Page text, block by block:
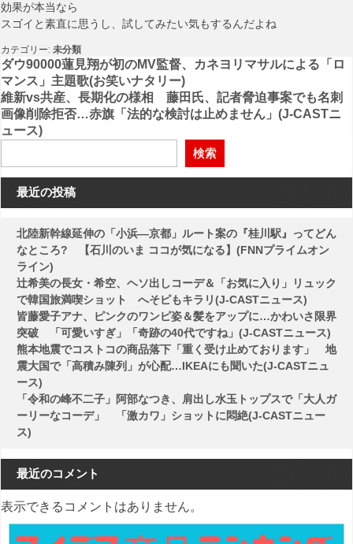
効果が本当なら
スゴイと素直に思うし、試してみたい気もするんだよね
カテゴリー: 未分類
投
稿
ナ
ビ
ゲ
ー
ョ
ン
ダウ90000蓮見翔が初のMV監督、カネヨリマサルによる「ロ
マンス」主題歌(お笑いナタリー)
維新vs共産、長期化の様相 藤田氏、記者脅迫事案でも名刺
画像削除拒否…赤旗「法的な検討は止めません」(J-CASTニ
ュース)
検索
最近の投稿
北陸新幹線延伸の「小浜―京都」ルート案の『桂川駅』ってどん
なところ? 【石川のいま ココが気になる】(FNNプライムオン
ライン)
辻希美の長女・希空、ヘソ出しコーデ＆「お気に入り」リュック
で韓国旅満喫ショット へそピもキラリ(J-CASTニュース)
皆藤愛子アナ、ピンクのワンピ姿＆髪をアップに…かわいさ限界
突破 「可愛いすぎ」「奇跡の40代ですね」(J-CASTニュース)
熊本地震でコストコの商品落下「重く受け止めております」 地
震大国で「高積み陳列」が心配…IKEAにも聞いた(J-CASTニュ
ース)
「令和の峰不二子」阿部なつき、肩出し水玉トップスで「大人ガ
ーリーなコーデ」 「激カワ」ショットに悶絶(J-CASTニュー
ス)
最近のコメント
表示できるコメントはありません。